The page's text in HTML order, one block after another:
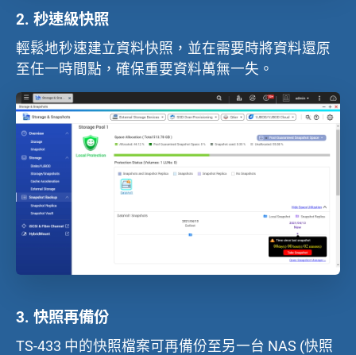
2. 秒速級快照
輕鬆地秒速建立資料快照，並在需要時將資料還原
至任一時間點，確保重要資料萬無一失。
3. 快照再備份
TS-433 中的快照檔案可再備份至另一台 NAS (快照